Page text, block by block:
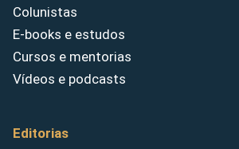
Colunistas
E-books e estudos
Cursos e mentorias
Vídeos e podcasts
Editorias